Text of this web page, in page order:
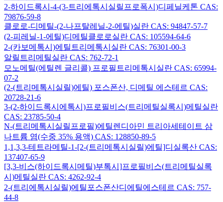
2-하이드록시-4-(3-트리에톡시실릴프로폭시)디페닐케톤 CAS:
79876-59-8
클로로-디메틸-(2-나프탈레닐-2-에틸)실란 CAS: 94847-57-7
(2-피레닐-1-에틸)디메틸클로로실란 CAS: 105594-64-6
2-(카보메톡시)에틸트리메톡시실란 CAS: 76301-00-3
알릴트리메틸실란 CAS: 762-72-1
모노메틸(에틸렌 글리콜) 프로필트리메톡시실란 CAS: 65994-
07-2
(2-(트리메톡시실릴)에틸) 포스폰산, 디메틸 에스테르 CAS:
20728-21-6
3-(2-하이드록시에톡시)프로필비스(트리메틸실록시)메틸실란
CAS: 23785-50-4
N-(트리메톡시실릴프로필)에틸렌디아민 트리아세테이트 삼
나트륨 염(수중 35% 용액) CAS: 128850-89-5
1,1,3,3-테트라메틸-1-[2-(트리메톡시실릴)에틸]디실록산 CAS:
137407-65-9
[3,3-비스(하이드록시메틸)부톡시]프로필비스(트리메틸실록
시)메틸실란 CAS: 4262-92-4
2-(트리에톡시실릴)에틸포스폰산디에틸에스테르 CAS: 757-
44-8